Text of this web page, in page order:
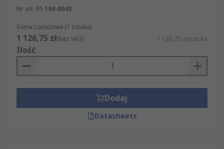
Nr art. RS 194-8043
Suma częściowa (1 sztuka)
1 126,75 zł(bez VAT) 1 126,75 zł/sztuka
Ilość
Dodaj
Datasheets